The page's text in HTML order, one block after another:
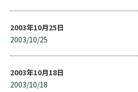
2003年10月25日
2003/10/25
2003年10月18日
2003/10/18